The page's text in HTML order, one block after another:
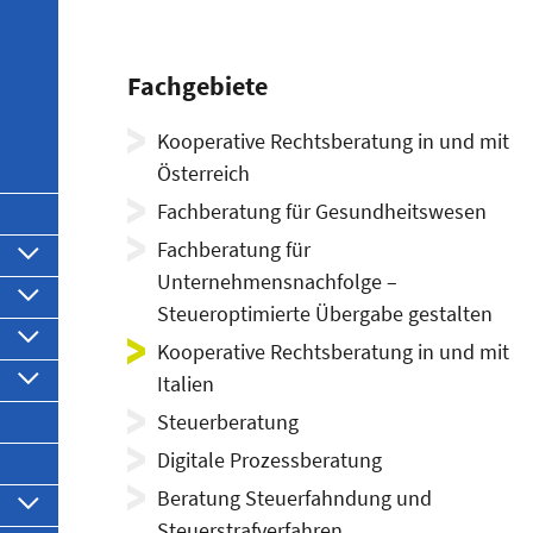
Untermenü
Untermenü
Untermenü
Untermenü
Untermenü
Fachgebiete
Kooperative Rechtsberatung in und mit
Österreich
Fachberatung für Gesundheitswesen
Fachberatung für
Unternehmensnachfolge –
Steueroptimierte Übergabe gestalten
Kooperative Rechtsberatung in und mit
Italien
Steuerberatung
Digitale Prozessberatung
Beratung Steuerfahndung und